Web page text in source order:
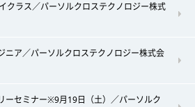
クラス／パーソルクロステクノロジー株式
ニア／パーソルクロステクノロジー株式会
ーセミナー※9月19日（土）／パーソルク